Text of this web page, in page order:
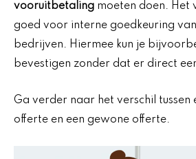
vooruitbetaling moeten doen. Het
goed voor interne goedkeuring
bedrijven. Hiermee kun je
bevestigen zonder dat er direct
Ga verder naar het verschil tussen
offerte en een gewone offerte.